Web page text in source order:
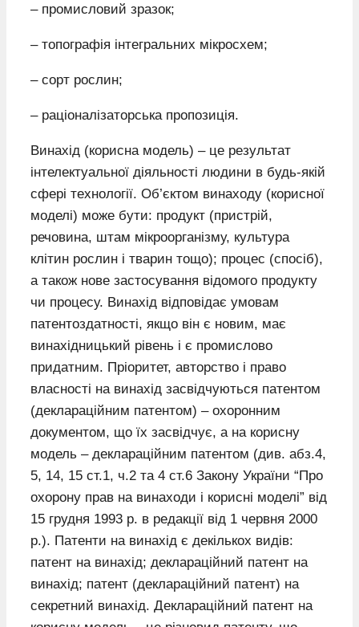
– промисловий зразок;
– топографія інтегральних мікросхем;
– сорт рослин;
– раціоналізаторська пропозиція.
Винахід (корисна модель) – це результат
інтелектуальної діяльності людини в будь-якій
сфері технології. Об’єктом винаходу (корисної
моделі) може бути: продукт (пристрій,
речовина, штам мікроорганізму, культура
клітин рослин і тварин тощо); процес (спосіб),
а також нове застосування відомого продукту
чи процесу. Винахід відповідає умовам
патентоздатності, якщо він є новим, має
винахідницький рівень і є промислово
придатним. Пріоритет, авторство і право
власності на винахід засвідчуються патентом
(деклараційним патентом) – охоронним
документом, що їх засвідчує, а на корисну
модель – деклараційним патентом (див. абз.4,
5, 14, 15 ст.1, ч.2 та 4 ст.6 Закону України “Про
охорону прав на винаходи і корисні моделі” від
15 грудня 1993 р. в редакції від 1 червня 2000
р.). Патенти на винахід є декількох видів:
патент на винахід; деклараційний патент на
винахід; патент (деклараційний патент) на
секретний винахід. Деклараційний патент на